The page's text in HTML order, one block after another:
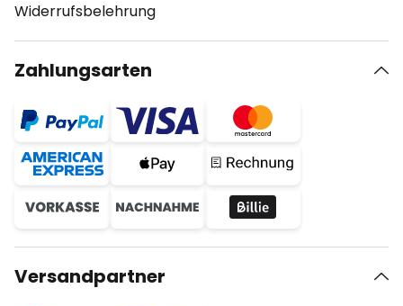
Widerrufsbelehrung
Zahlungsarten
Versandpartner